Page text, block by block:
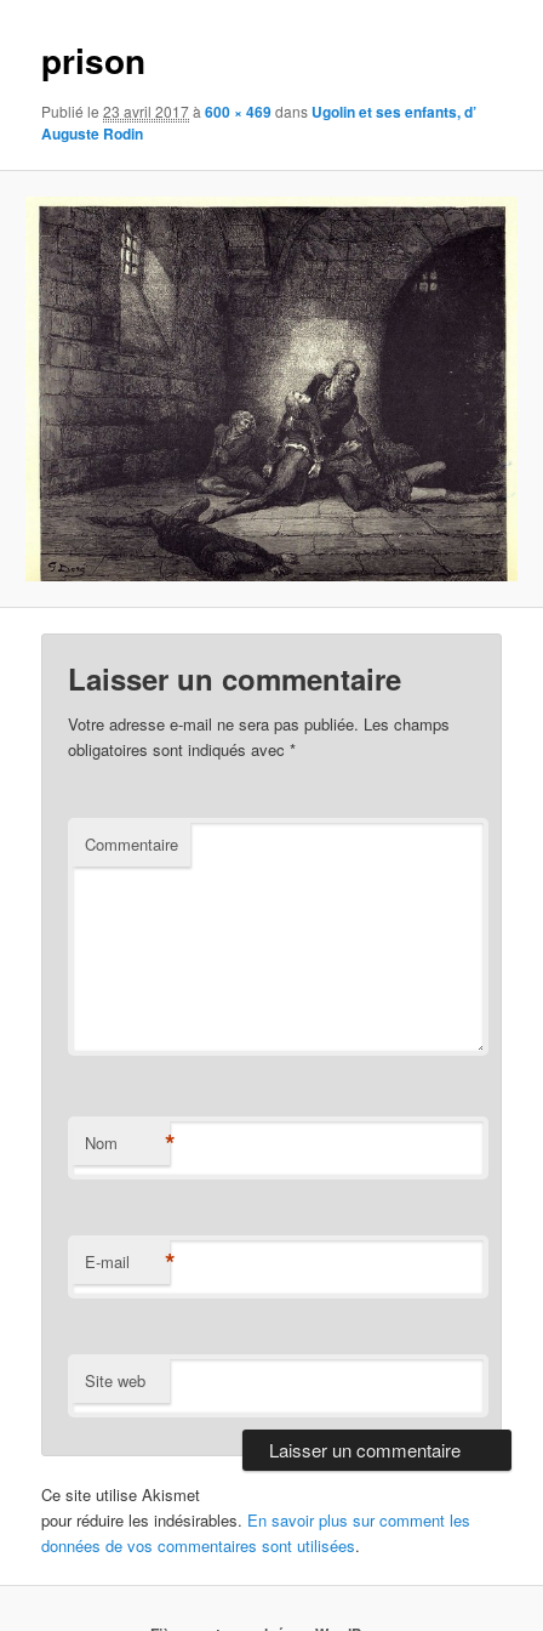
prison
Publié le23 avril 2017à600 × 469dans Ugolin et ses enfants, d’
Auguste Rodin
Laisser un commentaire
Votre adresse e-mail ne sera pas publiée. Les champs
obligatoires sont indiqués avec*
Commentaire
Nom *
E-mail *
Site web
Ce site utilise Akismet
pour réduire les indésirables. En savoir plus sur comment les
données de vos commentaires sont utilisées.